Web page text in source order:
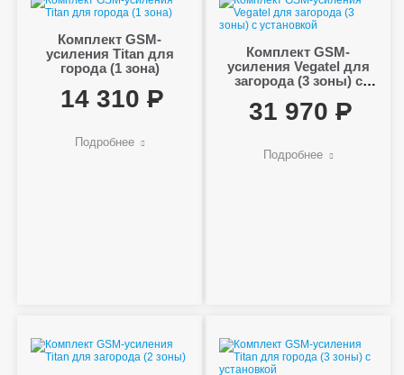
Комплект GSM-
усиления Titan для
города (1 зона)
14 310
Подробнее
Комплект GSM-
усиления Vegatel для
загорода (3 зоны) с
31 970
Подробнее